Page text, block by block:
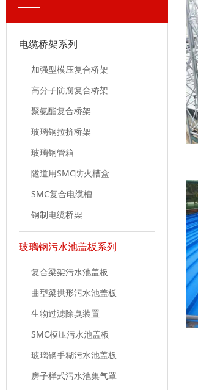
电缆桥架系列
加强型模压复合桥架
高分子防腐复合桥架
聚氨酯复合桥架
玻璃钢拉挤桥架
玻璃钢管箱
隧道用SMC防火槽盒
SMC复合电缆槽
钢制电缆桥架
玻璃钢污水池盖板系列
复合梁架污水池盖板
曲型梁拱形污水池盖板
生物过滤除臭装置
SMC模压污水池盖板
玻璃钢手糊污水池盖板
房子样式污水池集气罩